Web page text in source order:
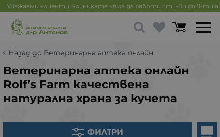
Уважаеми клиенти, клиниката няма да работи от 1-ви до 9-ти
Назад до Ветеринарна аптека онлайн
Ветеринарна аптека онлайн
Rolf’s Farm качествена
натурална храна за кучета
ФИЛТРИ